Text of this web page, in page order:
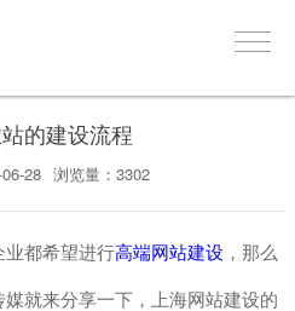
的建设流程
28 浏览量：3302
业都希望进行高端网站建设，那么
媒就来分享一下， 上海网站建设的